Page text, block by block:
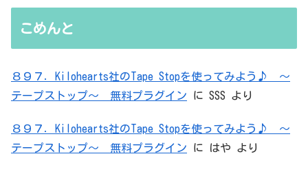
無駄を重ねた結論はシンプルだった
こめんと
８９７．Kilohearts社のTape Stopを使ってみよう♪ ～
テープストップ～ 無料プラグイン に SSS より
８９７．Kilohearts社のTape Stopを使ってみよう♪ ～
テープストップ～ 無料プラグイン に はや より